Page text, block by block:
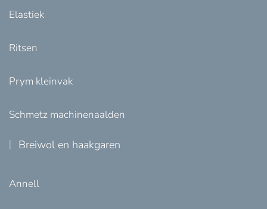
Elastiek
Ritsen
Prym kleinvak
Schmetz machinenaalden
Breiwol en haakgaren
Annell